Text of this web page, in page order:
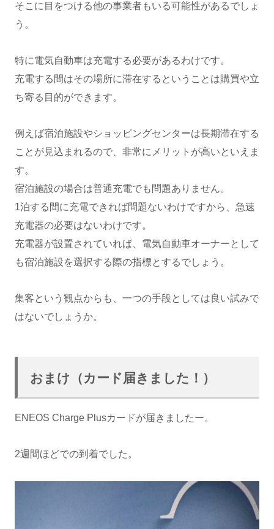
そこに目をつける他の事業者もいる可能性があるでしょ
う。
特に電気自動車は充電する必要があるわけです。
充電する間はその場所に滞在するということは購買や立
ち寄る目的ができます。
例えば宿泊施設やショッピングセンターは長期滞在する
ことが見込まれるので、非常にメリットが高いといえま
す。
宿泊施設の場合は普通充電でも問題ありません。
1泊する間に充電できれば問題ないわけですから、急速
充電器の必要はないわけです。
充電器が設置されていれば、電気自動車オーナーとして
も宿泊施設を選択する際の指標とするでしょう。
集客という観点からも、一つの手段としては良い試みで
はないでしょうか。
おまけ（カード届きました！）
ENEOS Charge Plusカードが届きましたー。
2週間ほどでの到着でした。